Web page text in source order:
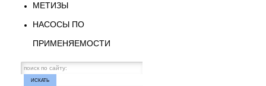
МЕТИЗЫ
НАСОСЫ ПО
ПРИМЕНЯЕМОСТИ